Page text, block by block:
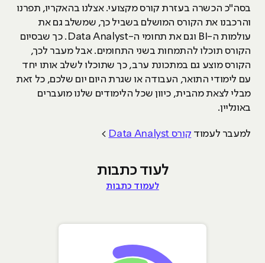
בסה"כ הכשרה בעזרת קורס מקצועי. אצלנו בהאקריו, תפרנו
והרכבנו את הקורס המושלם בשביל כך, שמשלב גם את
עולמות ה-BI וגם את תחומי ה-Data Analyst. כך שבסיום
הקורס תוכלו להתמחות בשני התחומים. אבל מעבר לכך,
הקורס מוצע גם במתכונת ערב, כך שתוכלו לשלב אותו יחד
עם לימודי התואר, העבודה או שגרת היום יום שלכם, כל זאת
מבלי לצאת מהבית, כיוון שכל הלימודים שלנו מועברים
באונליין.
למעבר לעמוד קורס Data Analyst >
לעוד כתבות
לעמוד כתבות